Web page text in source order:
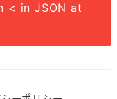
< in JSON at